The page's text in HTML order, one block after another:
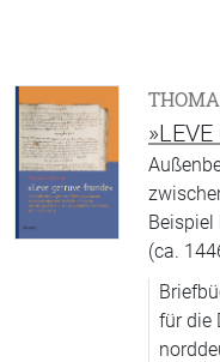
(ca.
für die